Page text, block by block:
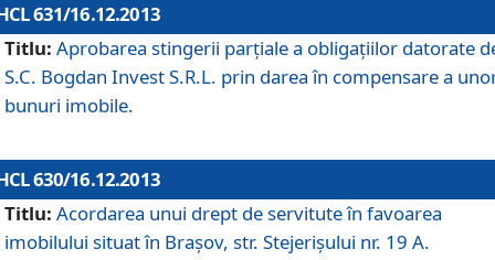
631/16.12.2013
Titlu: Aprobarea stingerii parţiale a obligaţiilor datorate
S.C. Bogdan Invest S.R.L. prin darea în compensare a
bunuri imobile.
630/16.12.2013
Titlu: Acordarea unui drept de servitute în favoarea
imobilului situat în Braşov, str. Stejerişului nr. 19 A.